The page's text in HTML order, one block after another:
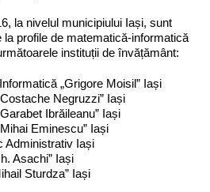
la nivelul municipiului Iași, sunt
profile de matematică-informatică
instituții de învățământ:
„Grigore Moisil” Iași
Negruzzi” Iași
Ibrăileanu” Iași
Eminescu” Iași
Administrativ Iași
Asachi” Iași
Sturdza” Iași